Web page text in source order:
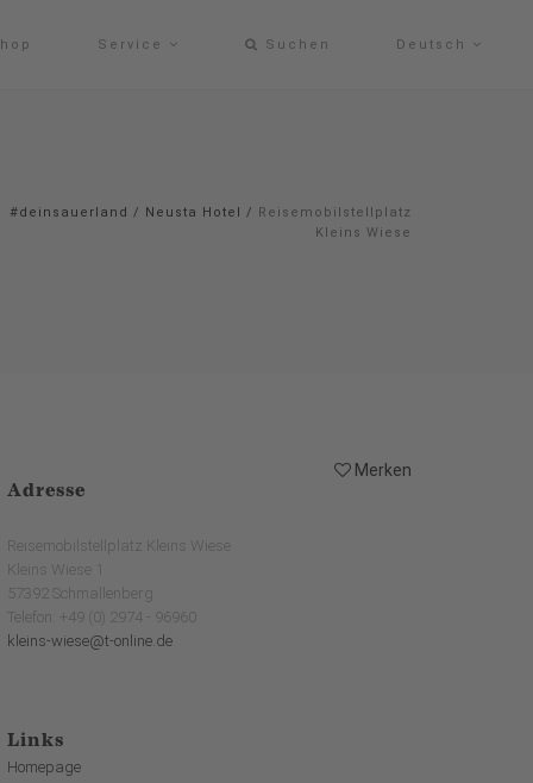
Service Suchen Deutsch
#deinsauerland / Neusta Hotel / Reisemobilstellplatz
Kleins Wiese
Merken
Adresse
Reisemobilstellplatz Kleins Wiese
Kleins Wiese 1
57392 Schmallenberg
Telefon: +49 (0) 2974 - 96960
kleins-wiese@t-online.de
Links
Homepage